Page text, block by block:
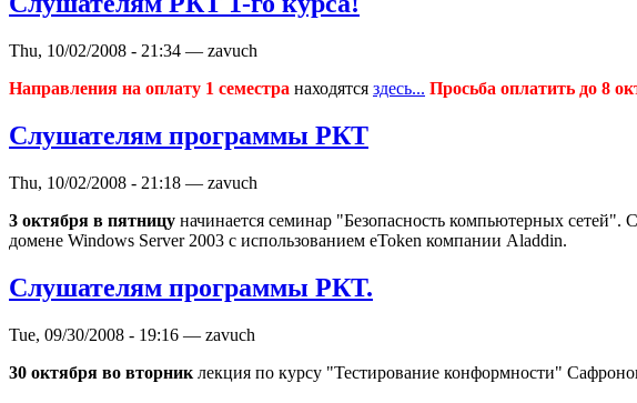
Thu, 10/02/2008 - 21:34 — zavuch
Направления на оплату 1 семестра находятся здесь... Просьба оплатить до 8
Слушателям программы РКТ
Thu, 10/02/2008 - 21:18 — zavuch
3 октября в пятницу начинается семинар "Безопасность компьютерных сетей".
домене Windows Server 2003 с использованием eToken компании Aladdin.
Слушателям программы РКТ.
Tue, 09/30/2008 - 19:16 — zavuch
30 октября во вторник лекция по курсу "Тестирование конформности"